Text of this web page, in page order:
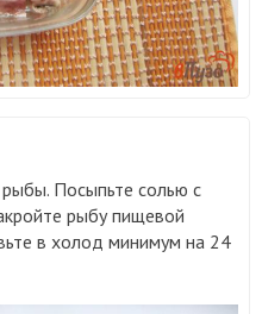
Посыпьте солью с
рыбу пищевой
в холод минимум на 24